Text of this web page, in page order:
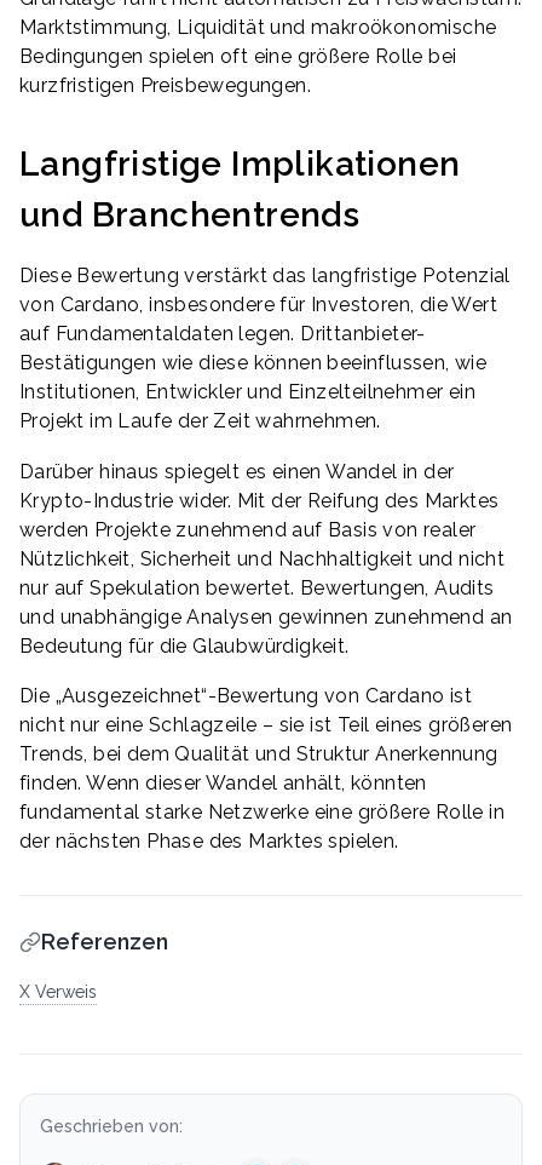
Marktstimmung, Liquidität und makroökonomische
Bedingungen spielen oft eine größere Rolle bei
kurzfristigen Preisbewegungen.
Langfristige Implikationen
und Branchentrends
Diese Bewertung verstärkt das langfristige Potenzial
von Cardano, insbesondere für Investoren, die Wert
auf Fundamentaldaten legen. Drittanbieter-
Bestätigungen wie diese können beeinflussen, wie
Institutionen, Entwickler und Einzelteilnehmer ein
Projekt im Laufe der Zeit wahrnehmen.
Darüber hinaus spiegelt es einen Wandel in der
Krypto-Industrie wider. Mit der Reifung des Marktes
werden Projekte zunehmend auf Basis von realer
Nützlichkeit, Sicherheit und Nachhaltigkeit und nicht
nur auf Spekulation bewertet. Bewertungen, Audits
und unabhängige Analysen gewinnen zunehmend an
Bedeutung für die Glaubwürdigkeit.
Die „Ausgezeichnet“-Bewertung von Cardano ist
nicht nur eine Schlagzeile – sie ist Teil eines größeren
Trends, bei dem Qualität und Struktur Anerkennung
finden. Wenn dieser Wandel anhält, könnten
fundamental starke Netzwerke eine größere Rolle in
der nächsten Phase des Marktes spielen.
Referenzen
X Verweis
Geschrieben von: